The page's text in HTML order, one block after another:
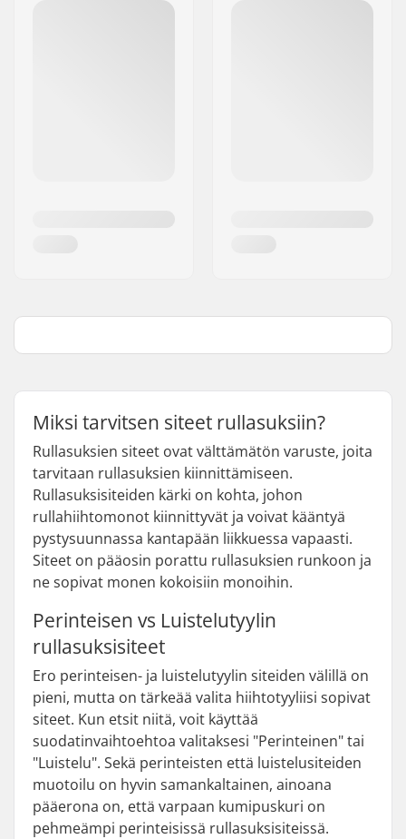
Miksi tarvitsen siteet rullasuksiin?
Rullasuksien siteet ovat välttämätön varuste, joita
tarvitaan rullasuksien kiinnittämiseen.
Rullasuksisiteiden kärki on kohta, johon
rullahiihtomonot kiinnittyvät ja voivat kääntyä
pystysuunnassa kantapään liikkuessa vapaasti.
Siteet on pääosin porattu rullasuksien runkoon ja
ne sopivat monen kokoisiin monoihin.
Perinteisen vs Luistelutyylin
rullasuksisiteet
Ero perinteisen- ja luistelutyylin siteiden välillä on
pieni, mutta on tärkeää valita hiihtotyyliisi sopivat
siteet. Kun etsit niitä, voit käyttää
suodatinvaihtoehtoa valitaksesi "Perinteinen" tai
"Luistelu". Sekä perinteisten että luistelusiteiden
muotoilu on hyvin samankaltainen, ainoana
pääerona on, että varpaan kumipuskuri on
pehmeämpi perinteisissä rullasuksisiteissä.